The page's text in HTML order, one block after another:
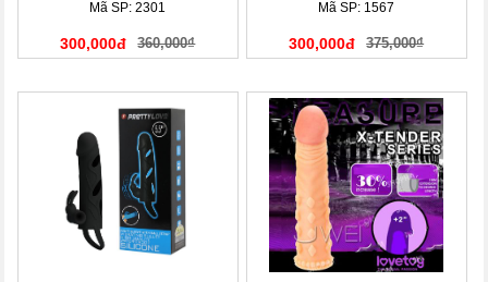
Mã SP: 2301
300,000đ 360,000₫
Mã SP: 1567
300,000đ 375,000₫